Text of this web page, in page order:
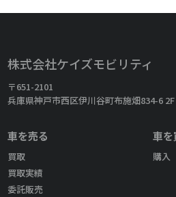
株式会社ケイズモビリティ
〒651-2101
兵庫県神戸市西区伊川谷町布施畑834-6 2F
車を売る
買取
買取実績
委託販売
車を
購入